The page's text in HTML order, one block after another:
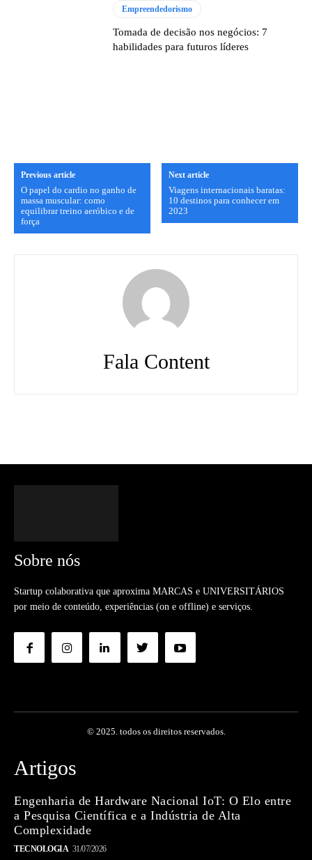
Empreendedorismo
Tomada de decisão nos negócios: 7
habilidades para futuros líderes
Previous article
O papel do cardio no ganho de
massa muscular: como
equilibrar treino aeróbico e de
força
Next article
Viagens internacionais baratas:
10 destinos para conhecer em
2023
Fala Content
Sobre nós
Startup colaborativa que aproxima MARCAS e UNIVERSITÁRIOS
por meio de conteúdo, experiências (on e offline) e serviços.
© 2025. todos os direitos reservados.
Artigos
Engenharia de Hardware Nacional IoT: O Elo entre
a Pesquisa Científica e a Indústria de Alta
Complexidade
TECNOLOGIA 31/07/2026